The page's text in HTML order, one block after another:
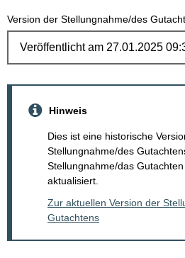
Version der Stellungnahme/des
Hinweis
Dies ist eine historische
Stellungnahme/des
Stellungnahme/das
aktualisiert.
Zur aktuellen Version der
Gutachtens